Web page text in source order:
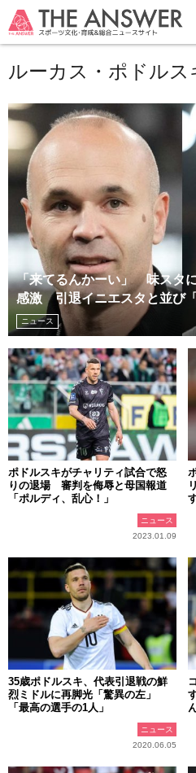
ルーカス・ポドルス
「来てるんかーい」 味スタ
感激 引退イニエスタと並び
ニュース
ポドルスキがチャリティ試合で怒
りの退場 審判を侮辱と母国報道
「ポルディ、乱心！」
ニュース
2023.01.09
35歳ポドルスキ、代表引退戦の鮮
烈ミドルに再脚光「驚異の左」
「最高の選手の1人」
ニュース
2020.06.05